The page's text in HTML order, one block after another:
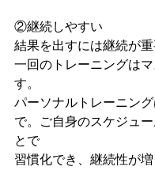
②継続しやすい
結果を出すには継続が
一回のトレーニングは
す。
パーソナルトレーニン
で。ご自身のスケジュ
とで
習慣化でき、継続性が